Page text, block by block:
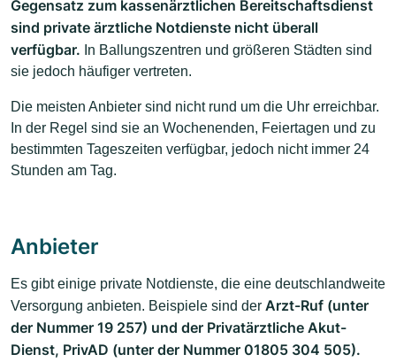
Gegensatz zum kassenärztlichen Bereitschaftsdienst
sind private ärztliche Notdienste nicht überall
verfügbar. In Ballungszentren und größeren Städten sind
sie jedoch häufiger vertreten.
Die meisten Anbieter sind nicht rund um die Uhr erreichbar.
In der Regel sind sie an Wochenenden, Feiertagen und zu
bestimmten Tageszeiten verfügbar, jedoch nicht immer 24
Stunden am Tag.
Anbieter
Es gibt einige private Notdienste, die eine deutschlandweite
Versorgung anbieten. Beispiele sind der Arzt-Ruf (unter
der Nummer 19 257) und der Privatärztliche Akut-
Dienst, PrivAD (unter der Nummer 01805 304 505).